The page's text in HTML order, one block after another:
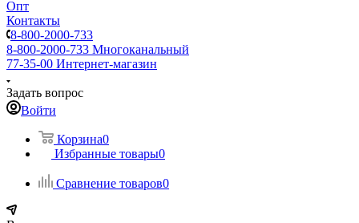
Опт
Контакты
8-800-2000-733
8-800-2000-733 Многоканальный
77-35-00 Интернет-магазин
Задать вопрос
Войти
Корзина0
Избранные товары0
Сравнение товаров0